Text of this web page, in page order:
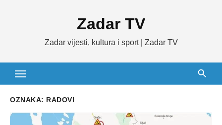
Zadar TV
Zadar vijesti, kultura i sport | Zadar TV
OZNAKA: RADOVI